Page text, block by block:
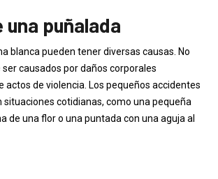
una puñalada
blanca pueden tener diversas causas. No
causados ​​por daños corporales
actos de violencia. Los pequeños accidentes
cotidianas, como una pequeña
de una flor o una puntada con una aguja al